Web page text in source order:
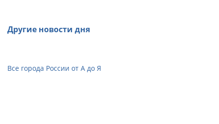
Другие новости дня
Все города России от А до Я